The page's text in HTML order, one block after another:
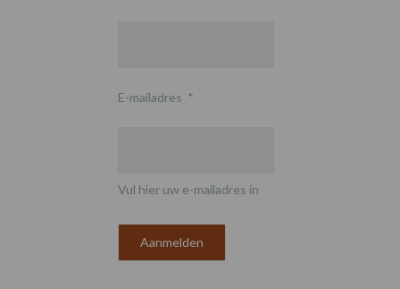
E-mailadres *
Vul hier uw e-mailadres in